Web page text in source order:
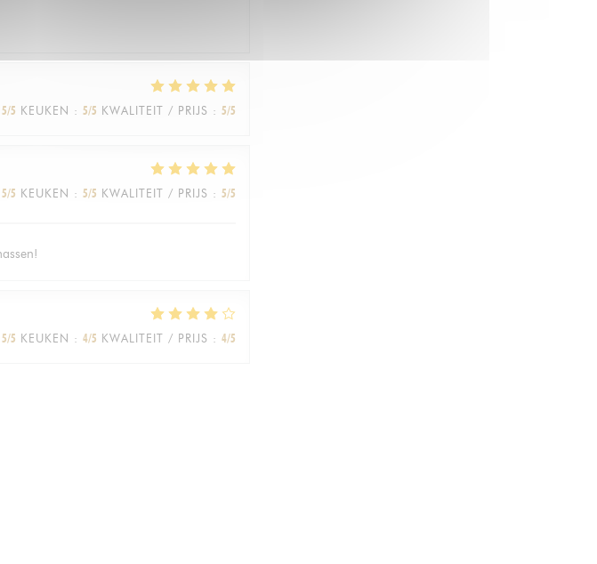
5/5 KEUKEN : 5/5 KWALITEIT / PRIJS : 5/5
5/5 KEUKEN : 5/5 KWALITEIT / PRIJS : 5/5
5/5 KEUKEN : 4/5 KWALITEIT / PRIJS : 4/5